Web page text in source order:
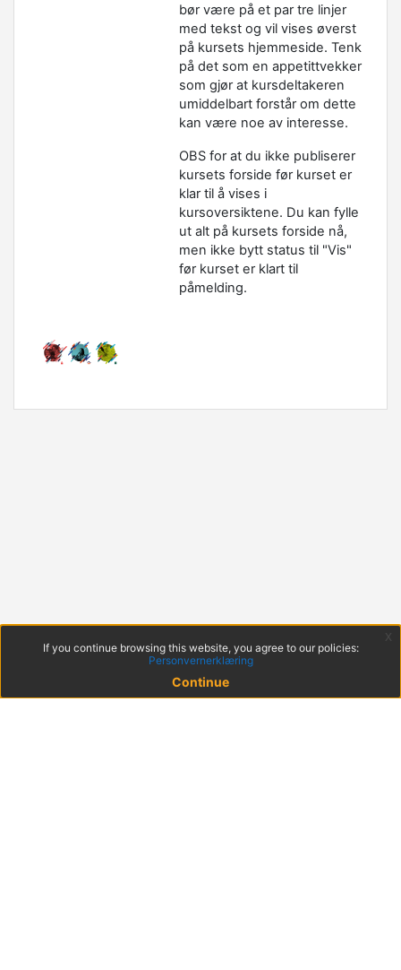
bør være på et par tre linjer
med tekst og vil vises øverst
på kursets hjemmeside. Tenk
på det som en appetittvekker
som gjør at kursdeltakeren
umiddelbart forstår om dette
kan være noe av interesse.
OBS for at du ikke publiserer
kursets forside før kurset er
klar til å vises i
kursoversiktene. Du kan fylle
ut alt på kursets forside nå,
men ikke bytt status til "Vis"
før kurset er klart til
påmelding.
If you continue browsing this website, you agree to our policies:
Personvernerklæring
Continue
x